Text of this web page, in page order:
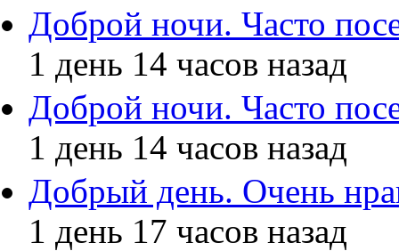
Доброй ночи. Часто
1 день 14 часов назад
Доброй ночи. Часто
1 день 14 часов назад
Добрый день. Очень
1 день 17 часов назад